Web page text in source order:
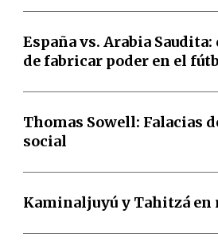
España vs. Arabia
de fabricar poder en el
Thomas Sowell: Falacias
social
Kaminaljuyú y Tahitzá en